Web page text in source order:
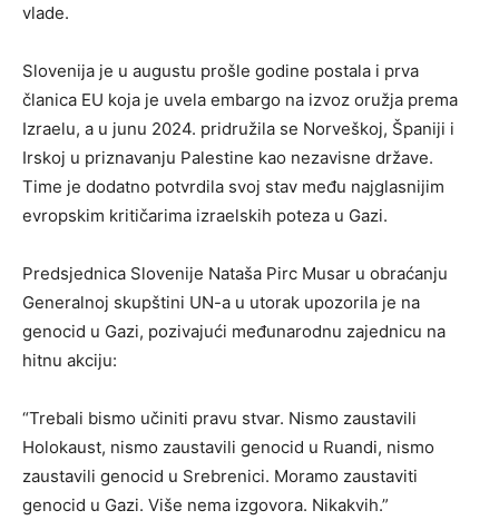
vlade.
Slovenija je u augustu prošle godine postala i prva
članica EU koja je uvela embargo na izvoz oružja prema
Izraelu, a u junu 2024. pridružila se Norveškoj, Španiji i
Irskoj u priznavanju Palestine kao nezavisne države.
Time je dodatno potvrdila svoj stav među najglasnijim
evropskim kritičarima izraelskih poteza u Gazi.
Predsjednica Slovenije Nataša Pirc Musar u obraćanju
Generalnoj skupštini UN-a u utorak upozorila je na
genocid u Gazi, pozivajući međunarodnu zajednicu na
hitnu akciju:
“Trebali bismo učiniti pravu stvar. Nismo zaustavili
Holokaust, nismo zaustavili genocid u Ruandi, nismo
zaustavili genocid u Srebrenici. Moramo zaustaviti
genocid u Gazi. Više nema izgovora. Nikakvih.”